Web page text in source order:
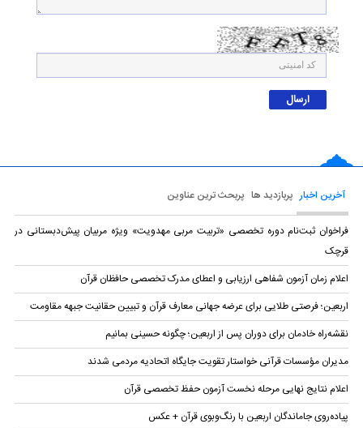
آخرین اخبار پربازدید ها پربحث ترین عناوین
فراخوان ثبت‌نام دوره تخصصی «تربیت مربی مهدویت» ویژه مربیان پیش‌دبستانی در
قرچک
اعلام زمان آزمون شفاهی ارزیابی و اعطای مدرک تخصصی حافظان قرآن
اربعین؛ فرصتی طلایی برای عرضه جهانی معارف قرآن و تبیین حقانیت جبهه مقاومت
نقشه‌راه خادمان برای دوران پس از اربعین؛ چگونه حسینی بمانیم
مدیران مؤسسات قرآنی خواستار تقویت جایگاه اتحادیه‌ مردمی شدند
اعلام نتایج نهایی مرحله نخست آزمون حفظ تخصصی قرآن
پیاده‌روی جاماندگان اربعین با رنگ‌وبوی قرآن + عکس